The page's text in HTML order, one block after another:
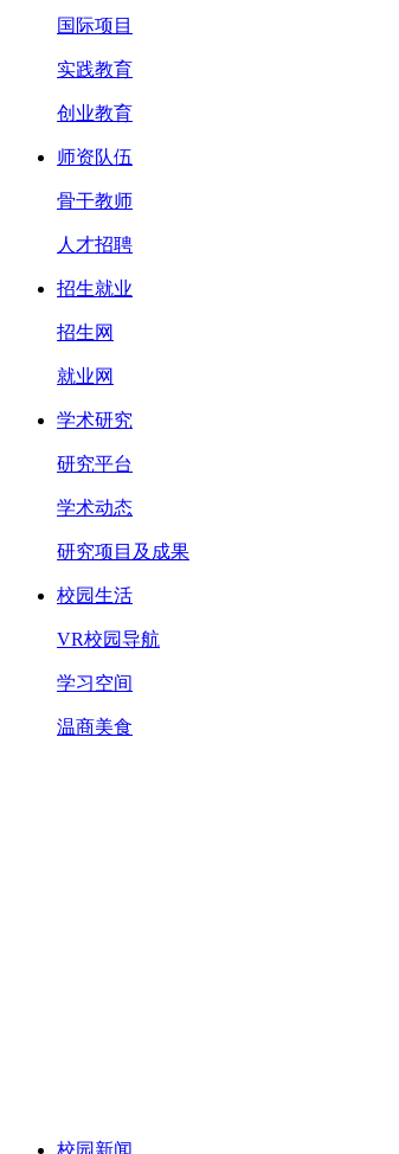
国际项目
实践教育
创业教育
师资队伍
骨干教师
人才招聘
招生就业
招生网
就业网
学术研究
研究平台
学术动态
研究项目及成果
校园生活
VR校园导航
学习空间
温商美食
校园新闻